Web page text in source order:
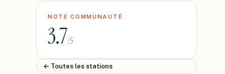
NOTE COMMUNAUTÉ
3.7/5
← Toutes les stations